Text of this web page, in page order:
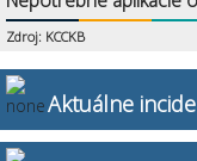
Zdroj: KCCKB
Aktuálne